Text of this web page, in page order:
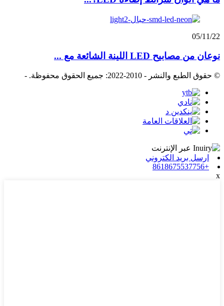
05/11/22
نوعان من مصابيح LED اللينة الشائعة مع ...
© حقوق الطبع والنشر - 2010-2022: جميع الحقوق محفوظة. -
ارسل بريد الكتروني
+8618675537756
x